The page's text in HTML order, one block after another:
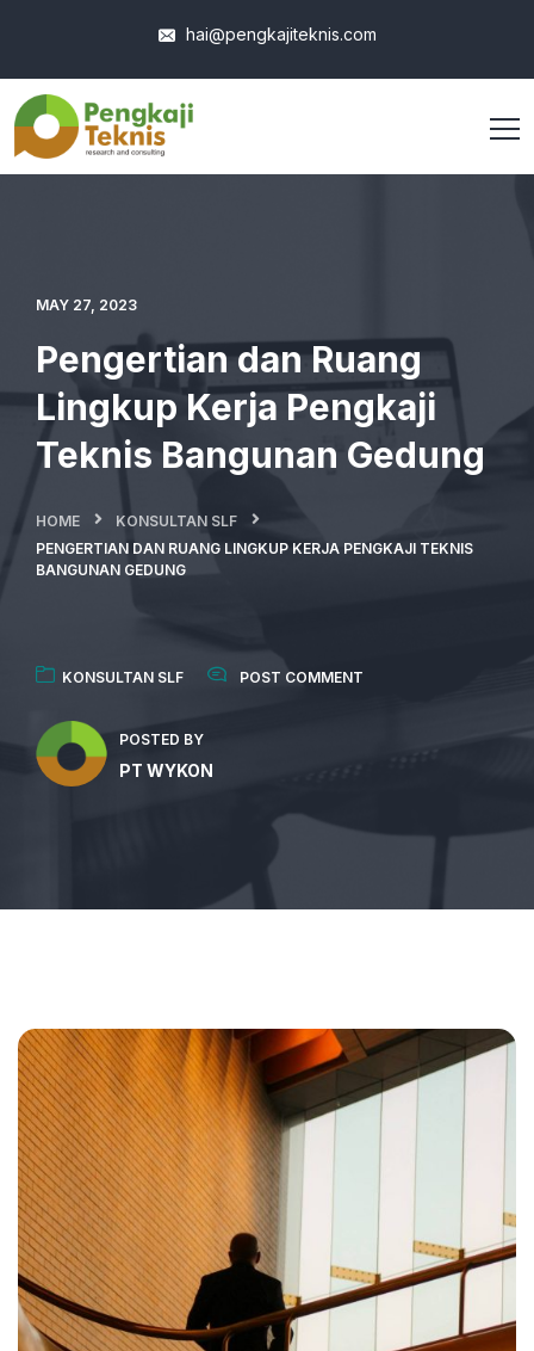
hai@pengkajiteknis.com
MAY 27, 2023
Pengertian dan Ruang
Lingkup Kerja Pengkaji
Teknis Bangunan Gedung
HOME
KONSULTAN SLF
PENGERTIAN DAN RUANG LINGKUP KERJA PENGKAJI TEKNIS
BANGUNAN GEDUNG
KONSULTAN SLF POST COMMENT
POSTED BY
PT WYKON